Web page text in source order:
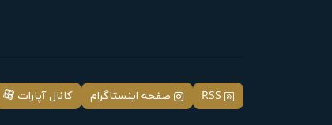
RSS صفحه اینستاگرام کانال آپارات